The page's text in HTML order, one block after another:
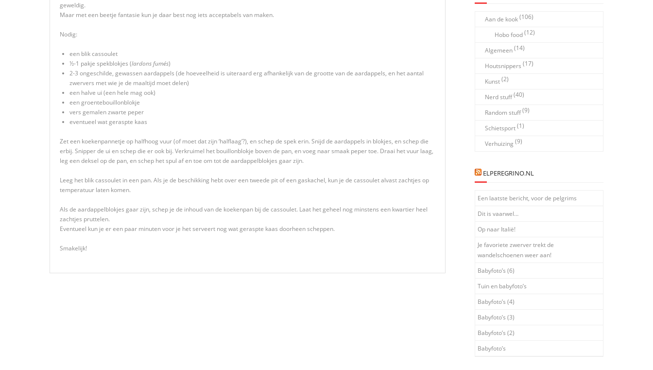
geweldig.
Maar met een beetje fantasie kun je daar best nog iets acceptabels van maken.
Nodig:
een blik cassoulet
½-1 pakje spekblokjes (lardons fumés)
2-3 ongeschilde, gewassen aardappels (de hoeveelheid is uiteraard erg afhankelijk van de grootte van de aardappels, en het aantal
zwervers met wie je de maaltijd moet delen)
een halve ui (een hele mag ook)
een groentebouillonblokje
vers gemalen zwarte peper
eventueel wat geraspte kaas
Zet een koekenpannetje op halfhoog vuur (of moet dat zijn ‘halflaag’?), en schep de spek erin. Snijd de aardappels in blokjes, en schep die
erbij. Snipper de ui en schep die er ook bij. Verkruimel het bouillonblokje boven de pan, en voeg naar smaak peper toe. Draai het vuur laag,
leg een deksel op de pan, en schep het spul af en toe om tot de aardappelblokjes gaar zijn.
Leeg het blik cassoulet in een pan. Als je de beschikking hebt over een tweede pit of een gaskachel, kun je de cassoulet alvast zachtjes op
temperatuur laten komen.
Als de aardappelblokjes gaar zijn, schep je de inhoud van de koekenpan bij de cassoulet. Laat het geheel nog minstens een kwartier heel
zachtjes pruttelen.
Eventueel kun je er een paar minuten voor je het serveert nog wat geraspte kaas doorheen scheppen.
Smakelijk!
Aan de kook(106)
Hobo food(12)
Algemeen(14)
Houtsnippers (17)
Kunst(2)
Nerd stuff(40)
Random stuff(9)
Schietsport(1)
Verhuizing (9)
ELPEREGRINO.NL
Een laatste bericht, voor de pelgrims
Dit is vaarwel…
Op naar Italië!
Je favoriete zwerver trekt de
wandelschoenen weer aan!
Babyfoto’s (6)
Tuin en babyfoto’s
Babyfoto’s (4)
Babyfoto’s (3)
Babyfoto’s (2)
Babyfoto’s